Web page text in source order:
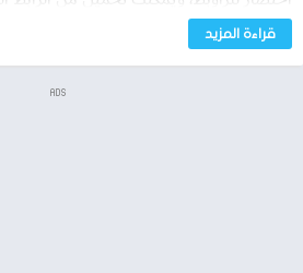
بها عن باقي الالعاب التي تعمل بنفس فكرة
قراءة المزيد
ADS